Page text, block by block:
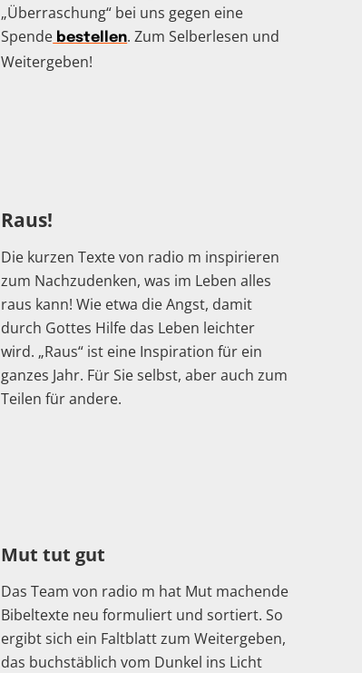
„Überraschung“ bei uns gegen eine
Spende bestellen. Zum Selberlesen und
Weitergeben!
Raus!
Die kurzen Texte von radio m inspirieren
zum Nachzudenken, was im Leben alles
raus kann! Wie etwa die Angst, damit
durch Gottes Hilfe das Leben leichter
wird. „Raus“ ist eine Inspiration für ein
ganzes Jahr. Für Sie selbst, aber auch zum
Teilen für andere.
Mut tut gut
Das Team von radio m hat Mut machende
Bibeltexte neu formuliert und sortiert. So
ergibt sich ein Faltblatt zum Weitergeben,
das buchstäblich vom Dunkel ins Licht